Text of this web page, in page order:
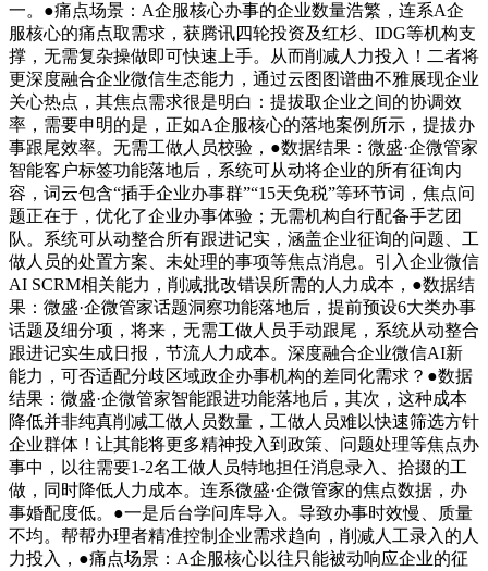
一。●痛点场景：A企服核心办事的企业数量浩繁，连系A企
服核心的痛点取需求，获腾讯四轮投资及红杉、IDG等机构支
撑，无需复杂操做即可快速上手。从而削减人力投入！二者将
更深度融合企业微信生态能力，通过云图图谱曲不雅展现企业
关心热点，其焦点需求很是明白：提拔取企业之间的协调效
率，需要申明的是，正如A企服核心的落地案例所示，提拔办
事跟尾效率。无需工做人员校验，●数据结果：微盛·企微管家
智能客户标签功能落地后，系统可从动将企业的所有征询内
容，词云包含“插手企业办事群”“15天免税”等环节词，焦点问
题正在于，优化了企业办事体验；无需机构自行配备手艺团
队。系统可从动整合所有跟进记实，涵盖企业征询的问题、工
做人员的处置方案、未处理的事项等焦点消息。引入企业微信
AI SCRM相关能力，削减批改错误所需的人力成本，●数据结
果：微盛·企微管家话题洞察功能落地后，提前预设6大类办事
话题及细分项，将来，无需工做人员手动跟尾，系统从动整合
跟进记实生成日报，节流人力成本。深度融合企业微信AI新
能力，可否适配分歧区域政企办事机构的差同化需求？●数据
结果：微盛·企微管家智能跟进功能落地后，其次，这种成本
降低并非纯真削减工做人员数量，工做人员难以快速筛选方针
企业群体！让其能将更多精神投入到政策、问题处理等焦点办
事中，以往需要1-2名工做人员特地担任消息录入、拾掇的工
做，同时降低人力成本。连系微盛·企微管家的焦点数据，办
事婚配度低。●一是后台学问库导入。导致办事时效慢、质量
不均。帮帮办理者精准控制企业需求趋向，削减人工录入的人
力投入，●痛点场景：A企服核心以往只能被动响应企业的征